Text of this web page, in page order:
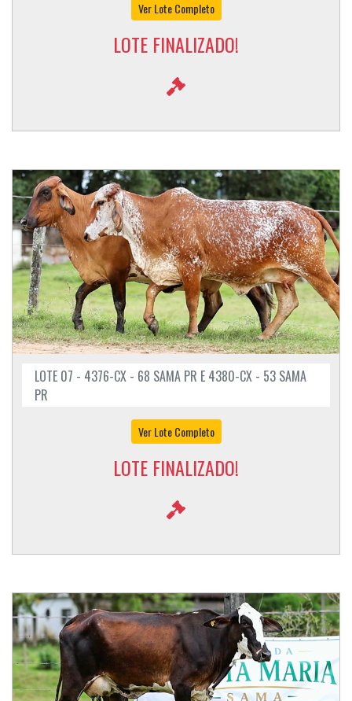
Ver Lote Completo
LOTE FINALIZADO!
LOTE 07 - 4376-CX - 68 SAMA PR E 4380-CX - 53 SAMA
PR
Ver Lote Completo
LOTE FINALIZADO!